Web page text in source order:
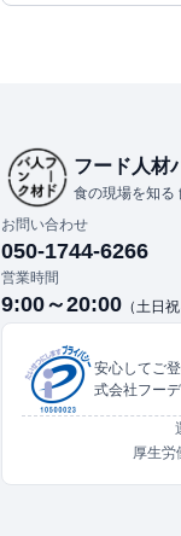
フード人材
食の現場を知る
お問い合わせ
050-1744-6266
営業時間
9:00～20:00 （土日
安心してご
式会社フー
厚生労